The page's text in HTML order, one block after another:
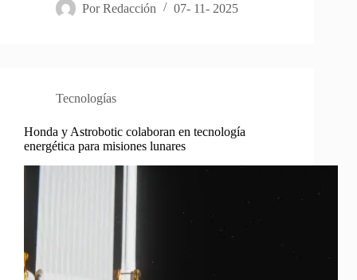
Por Redacción 07- 11- 2025
Tecnologías
Honda y Astrobotic colaboran en tecnología
energética para misiones lunares